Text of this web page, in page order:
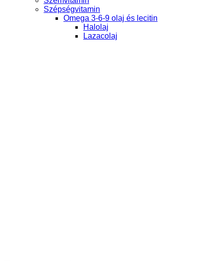
Szépségvitamin
Omega 3-6-9 olaj és lecitin
Halolaj
Lazacolaj